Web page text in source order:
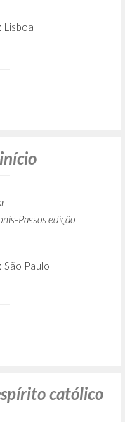
Lisboa
Passos edição
São Paulo
católico